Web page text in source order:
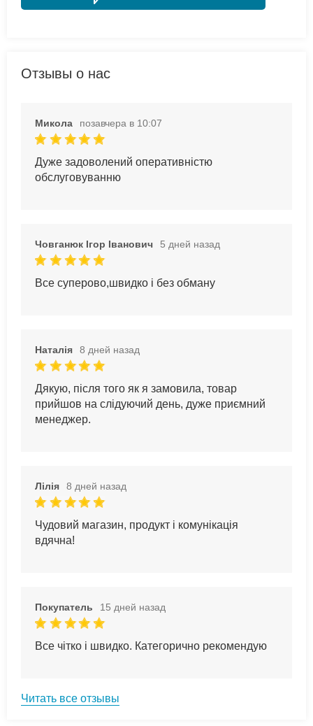
Отзывы о нас
Микола позавчера в 10:07
Дуже задоволений оперативністю
обслуговуванню
Човганюк Ігор Іванович 5 дней назад
Все суперово,швидко і без обману
Наталія 8 дней назад
Дякую, після того як я замовила, товар
прийшов на слідуючий день, дуже приємний
менеджер.
Лілія 8 дней назад
Чудовий магазин, продукт і комунікація
вдячна!
Покупатель 15 дней назад
Все чітко і швидко. Категорично рекомендую
Читать все отзывы